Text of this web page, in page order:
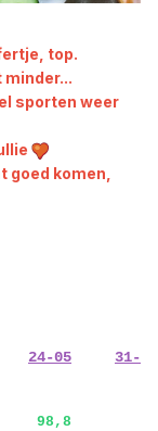
top.
sporten weer
goed komen,
24-05
31-
98,8